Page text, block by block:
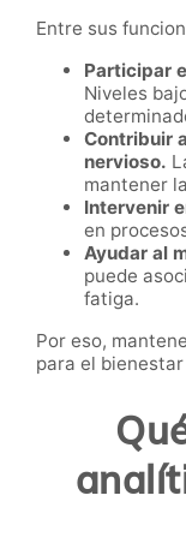
Entre sus
Participar
Niveles
Contribuir
nervioso.
mantener
Intervenir
en
Ayudar al
puede
fatiga.
Por eso,
para el